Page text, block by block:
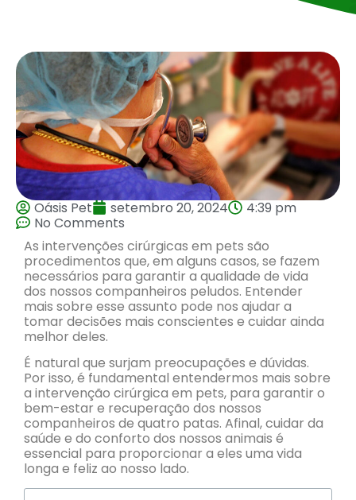
Oásis Pet setembro 20, 2024
4:39 pm
No Comments
As intervenções cirúrgicas em pets são
procedimentos que, em alguns casos, se fazem
necessários para garantir a qualidade de vida
dos nossos companheiros peludos. Entender
mais sobre esse assunto pode nos ajudar a
tomar decisões mais conscientes e cuidar ainda
melhor deles.
É natural que surjam preocupações e dúvidas.
Por isso, é fundamental entendermos mais sobre
a intervenção cirúrgica em pets, para garantir o
bem-estar e recuperação dos nossos
companheiros de quatro patas. Afinal, cuidar da
saúde e do conforto dos nossos animais é
essencial para proporcionar a eles uma vida
longa e feliz ao nosso lado.